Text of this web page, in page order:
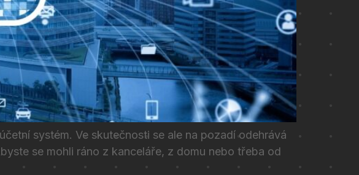
systém. Ve skutečnosti se ale na pozadí odehrává
se mohli ráno z kanceláře, z domu nebo třeba od